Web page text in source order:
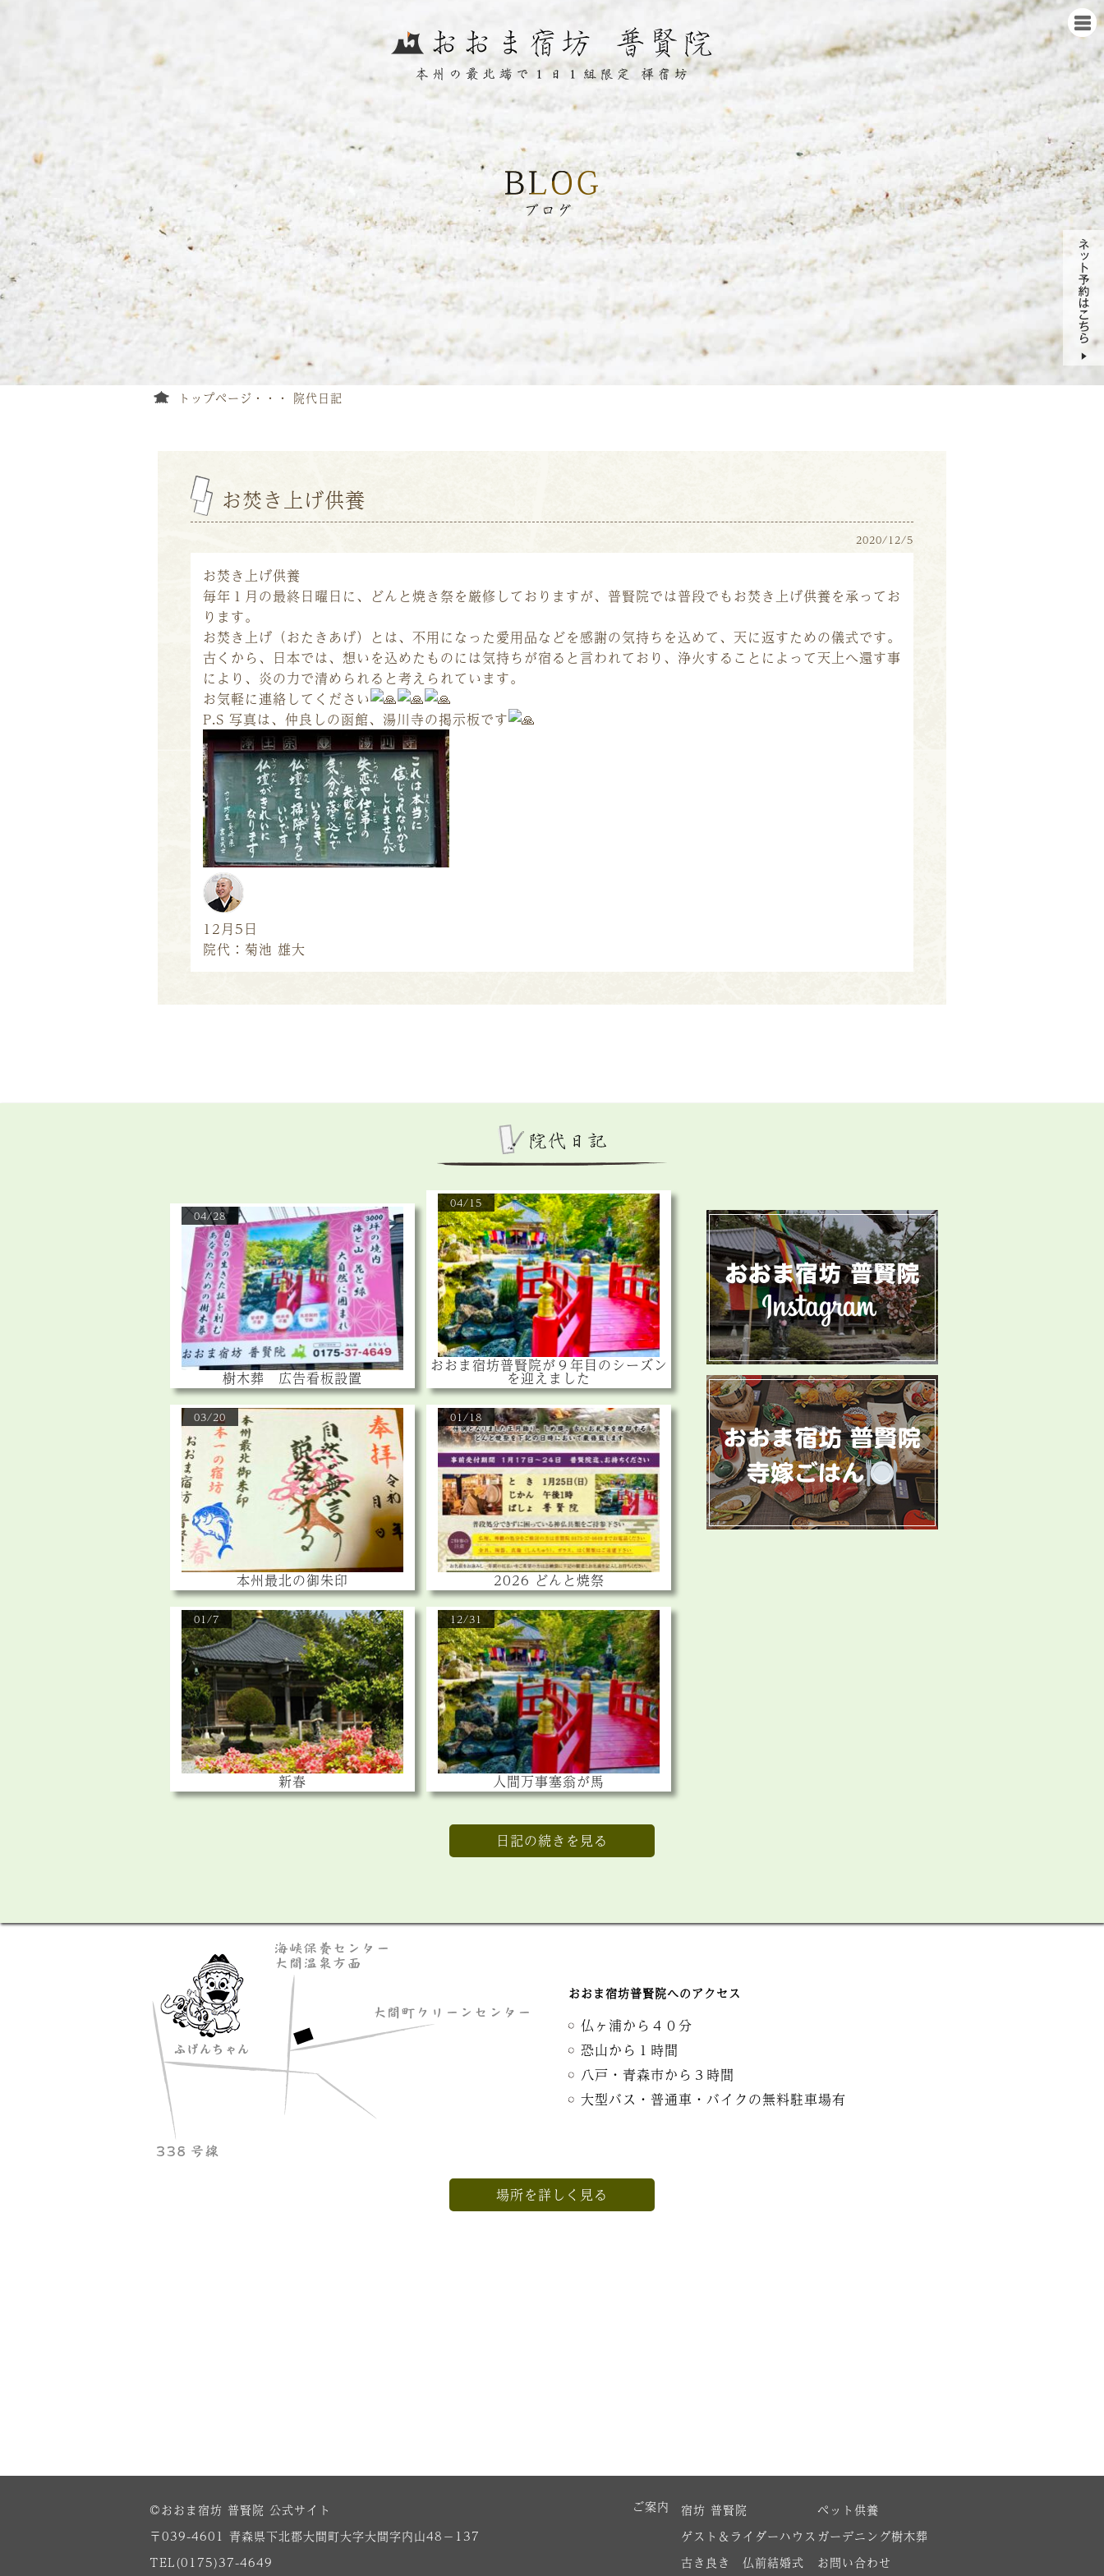
トップページ 院代日記
お焚き上げ供養
2020/12/5
お焚き上げ供養
毎年１月の最終日曜日に、どんと焼き祭を厳修しておりますが、普賢院では普段でもお焚き上げ供養を承ってお
ります。
お焚き上げ（おたきあげ）とは、不用になった愛用品などを感謝の気持ちを込めて、天に返すための儀式です。
古くから、日本では、想いを込めたものには気持ちが宿ると言われており、浄火することによって天上へ還す事
により、炎の力で清められると考えられています。
お気軽に連絡してください
P.S 写真は、仲良しの函館、湯川寺の掲示板です
12月5日
院代：菊池 雄大
04/28
樹木葬 広告看板設置
04/15
おおま宿坊普賢院が９年目のシーズン
を迎えました
03/20
本州最北の御朱印
01/18
2026 どんと焼祭
01/7
新春
12/31
人間万事塞翁が馬
日記の続きを見る
おおま宿坊普賢院へのアクセス
仏ヶ浦から４０分
恐山から１時間
八戸・青森市から３時間
大型バス・普通車・バイクの無料駐車場有
場所を詳しく見る
©おおま宿坊 普賢院 公式サイト
〒039-4601 青森県下北郡大間町大字大間字内山48−137
TEL(0175)37-4649
ご案内
宿坊 普賢院
ゲスト＆ライダーハウス
古き良き 仏前結婚式
ペット供養
ガーデニング樹木葬
お問い合わせ